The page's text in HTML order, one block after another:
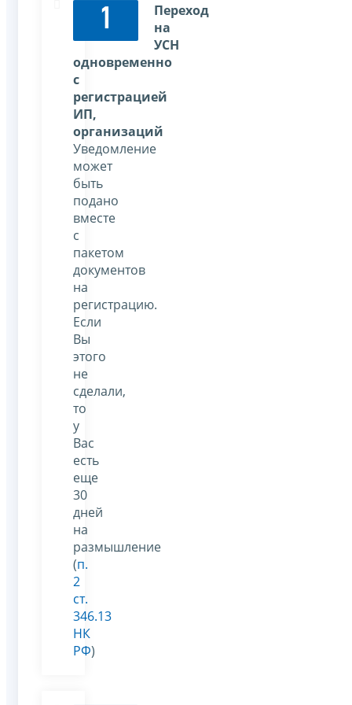
1
Переход
на
УСН
одновременно
с
регистрацией
ИП,
организаций
Уведомление
может
быть
подано
вместе
с
пакетом
документов
на
регистрацию.
Если
Вы
этого
не
сделали,
то
у
Вас
есть
еще
30
дней
на
размышление
(п.
2
ст.
346.13
НК
РФ)